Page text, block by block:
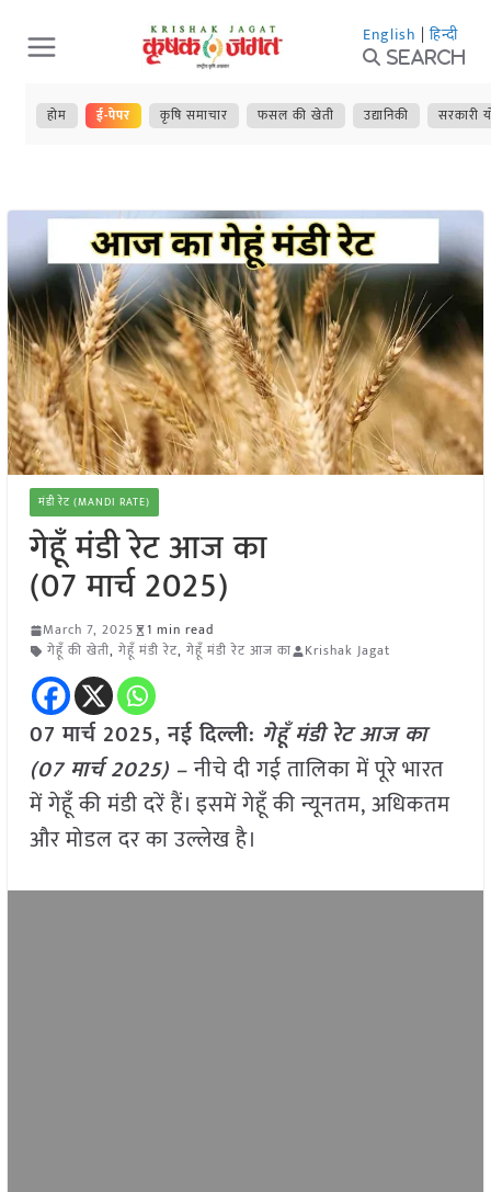
Skip
to
content
English | हिन्दी
Search
होम ई-पेपर कृषि समाचार फसल की खेती उद्यानिकी सरकारी
मंडी रेट (MANDI RATE)
गेहूँ मंडी रेट आज का
(07 मार्च 2025)
March 7, 2025
1 min read
गेहूँ की खेती, गेहूँ मंडी रेट, गेहूँ मंडी रेट आज का Krishak Jagat
07 मार्च 2025, नई दिल्ली: गेहूँ मंडी रेट आज का
(07 मार्च 2025) –नीचे दी गई तालिका में पूरे भारत
में गेहूँ की मंडी दरें हैं। इसमें गेहूँ की न्यूनतम, अधिकतम
और मोडल दर का उल्लेख है।